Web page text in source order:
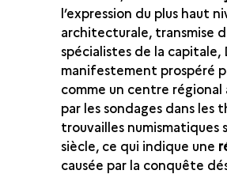
l’expression du plus haut
architecturale, transmise
spécialistes de la capitale,
manifestement prospéré
comme un centre
par les sondages dans les
trouvailles numismatiques
siècle, ce qui indique une
causée par la conquête